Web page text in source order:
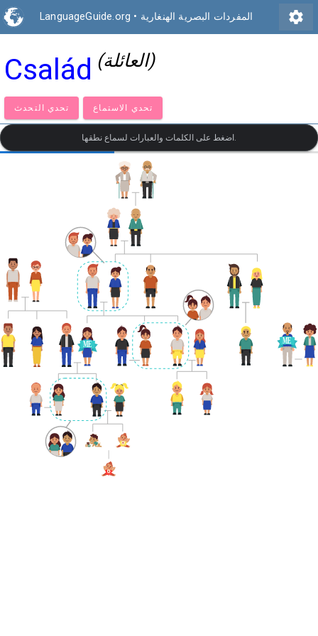
LanguageGuide.org • المفردات البصرية الهنغارية settings
Család (العائلة)
تحدي التحدث تحدي الاستماع
اضغط على الكلمات والعبارات لسماع نطقها.